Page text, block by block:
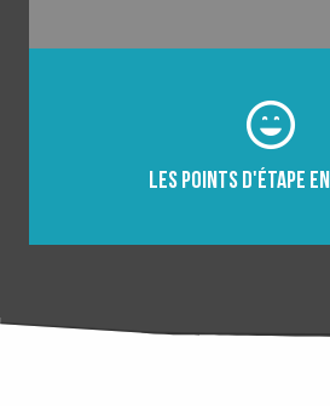
Les points d'étape